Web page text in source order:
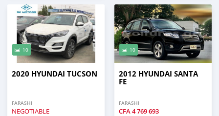
10
2020 HYUNDAI TUCSON
FARASHI
NEGOTIABLE
10
2012 HYUNDAI SANTA
FE
FARASHI
CFA4 769 693